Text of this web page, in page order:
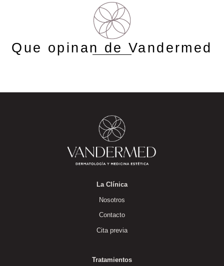
Que opinan de Vandermed
La Clínica
Nosotros
Contacto
Cita previa
Tratamientos